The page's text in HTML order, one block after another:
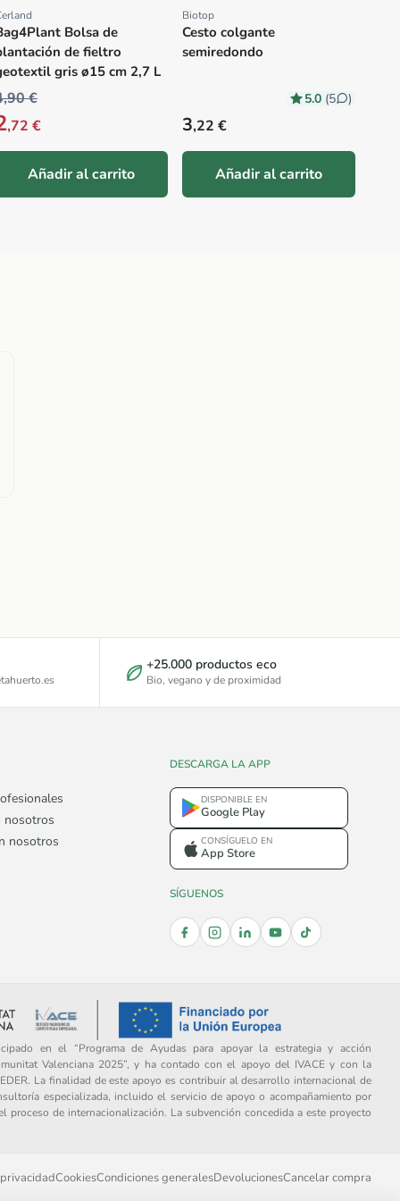
Bolsa de
de fieltro
gris ø15 cm 2,7 L
€
,72 €
Añadir al carrito
Proveedor:
Biotop
Cesto colgante
semiredondo
5.0 (5 )
Precio habitual
3,22 €
Añadir al carrito
+25.000 productos eco
Bio, vegano y de proximidad
nosotros
nosotros
DESCARGA LA APP
DISPONIBLE EN
Google Play
CONSÍGUELO EN
App Store
SÍGUENOS
en el “Programa de Ayudas para apoyar la estrategia y acción
Valenciana 2025”, y ha contado con el apoyo del IVACE y con la
La finalidad de este apoyo es contribuir al desarrollo internacional de
especializada, incluido el servicio de apoyo o acompañamiento por
proceso de internacionalización. La subvención concedida a este proyecto
CookiesCondiciones generalesDevolucionesCancelar compra